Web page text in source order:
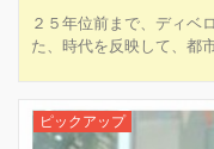
２５年位前まで、ディベ
た、時代を反映して、都
建築士事務所、不動産コ
とし...
ピックアップ